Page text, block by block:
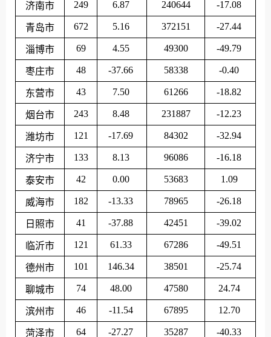
济南市 249 6.87 240644 -17.08
青岛市 672 5.16 372151 -27.44
淄博市 69 4.55 49300 -49.79
枣庄市 48 -37.66 58338 -0.40
东营市 43 7.50 61266 -18.82
烟台市 243 8.48 231887 -12.23
潍坊市 121 -17.69 84302 -32.94
济宁市 133 8.13 96086 -16.18
泰安市 42 0.00 53683 1.09
威海市 182 -13.33 78965 -26.18
日照市 41 -37.88 42451 -39.02
临沂市 121 61.33 67286 -49.51
德州市 101 146.34 38501 -25.74
聊城市 74 48.00 47580 24.74
滨州市 46 -11.54 67895 12.70
菏泽市 64 -27.27 35287 -40.33